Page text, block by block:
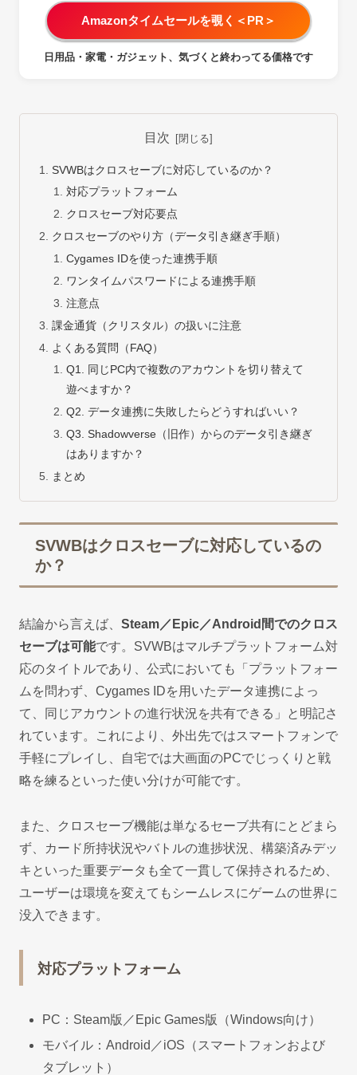
Amazonタイムセールを覗く＜PR＞
日用品・家電・ガジェット、気づくと終わってる価格です
目次
SVWBはクロスセーブに対応しているのか？
対応プラットフォーム
クロスセーブ対応要点
クロスセーブのやり方（データ引き継ぎ手順）
Cygames IDを使った連携手順
ワンタイムパスワードによる連携手順
注意点
課金通貨（クリスタル）の扱いに注意
よくある質問（FAQ）
Q1. 同じPC内で複数のアカウントを切り替えて
遊べますか？
Q2. データ連携に失敗したらどうすればいい？
Q3. Shadowverse（旧作）からのデータ引き継ぎ
はありますか？
まとめ
SVWBはクロスセーブに対応しているの
か？
結論から言えば、 Steam／Epic／Android間でのクロス
セーブは可能です。SVWBはマルチプラットフォーム対
応のタイトルであり、公式においても「プラットフォー
ムを問わず、Cygames IDを用いたデータ連携によっ
て、同じアカウントの進行状況を共有できる」と明記さ
れています。これにより、外出先ではスマートフォンで
手軽にプレイし、自宅では大画面のPCでじっくりと戦
略を練るといった使い分けが可能です。
また、クロスセーブ機能は単なるセーブ共有にとどまら
ず、カード所持状況やバトルの進捗状況、構築済みデッ
キといった重要データも全て一貫して保持されるため、
ユーザーは環境を変えてもシームレスにゲームの世界に
没入できます。
対応プラットフォーム
PC：Steam版／Epic Games版（Windows向け）
モバイル：Android／iOS（スマートフォンおよび
タブレット）